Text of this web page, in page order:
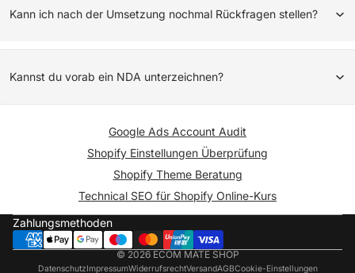
Kann ich nach der Umsetzung nochmal Rückfragen stellen?
Kannst du vorab ein NDA unterzeichnen?
Google Ads Account Audit
Shopify Einstellungen Überprüfung
Shopify Theme Beratung
Technical SEO für Shopify Online-Kurs
Zahlungsmethoden
© 2026 ECOM MATE SHOP
DatenschutzImpressumWiderrufsrechtVersandAGBCookie-Einstellungen